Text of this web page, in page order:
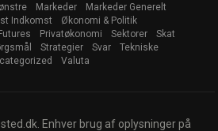
Markeder
Markeder Generelt
Indkomst
Økonomi & Politik
Privatøkonomi Sektorer
Skat
Strategier Svar
Tekniske
Valuta
Enhver brug af oplysninger på